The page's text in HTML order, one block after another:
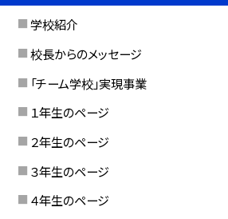
学校紹介
校長からのメッセージ
「チーム学校」実現事業
１年生のページ
２年生のページ
３年生のページ
４年生のページ